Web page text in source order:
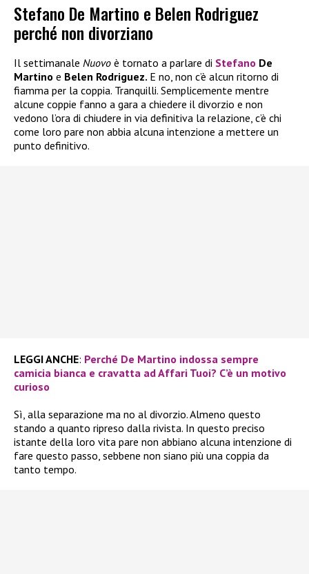
Stefano De Martino e Belen Rodriguez
perché non divorziano
Il settimanale Nuovo è tornato a parlare di Stefano De
Martino e Belen Rodriguez. E no, non c’è alcun ritorno di
fiamma per la coppia. Tranquilli. Semplicemente mentre
alcune coppie fanno a gara a chiedere il divorzio e non
vedono l’ora di chiudere in via definitiva la relazione, c’è chi
come loro pare non abbia alcuna intenzione a mettere un
punto definitivo.
LEGGI ANCHE: Perché De Martino indossa sempre
camicia bianca e cravatta ad Affari Tuoi? C’è un motivo
curioso
Sì, alla separazione ma no al divorzio. Almeno questo
stando a quanto ripreso dalla rivista. In questo preciso
istante della loro vita pare non abbiano alcuna intenzione di
fare questo passo, sebbene non siano più una coppia da
tanto tempo.